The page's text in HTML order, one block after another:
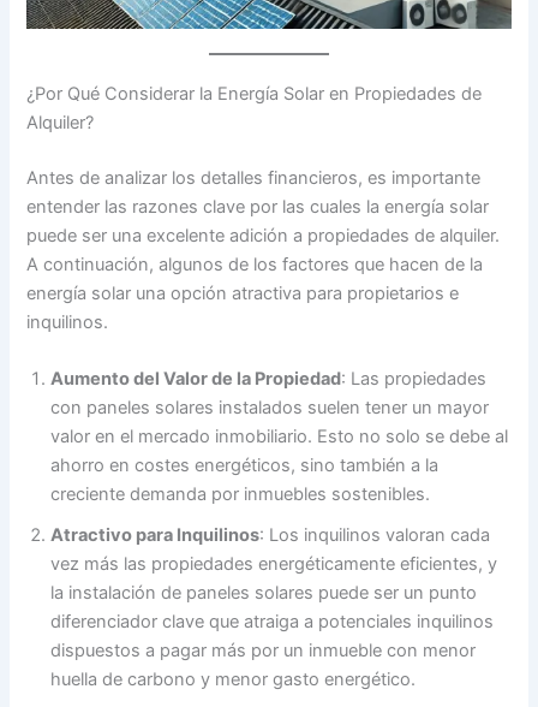
¿Por Qué Considerar la Energía Solar en Propiedades de
Alquiler?
Antes de analizar los detalles financieros, es importante
entender las razones clave por las cuales la energía solar
puede ser una excelente adición a propiedades de alquiler.
A continuación, algunos de los factores que hacen de la
energía solar una opción atractiva para propietarios e
inquilinos.
Aumento del Valor de la Propiedad: Las propiedades
con paneles solares instalados suelen tener un mayor
valor en el mercado inmobiliario. Esto no solo se debe al
ahorro en costes energéticos, sino también a la
creciente demanda por inmuebles sostenibles.
Atractivo para Inquilinos: Los inquilinos valoran cada
vez más las propiedades energéticamente eficientes, y
la instalación de paneles solares puede ser un punto
diferenciador clave que atraiga a potenciales inquilinos
dispuestos a pagar más por un inmueble con menor
huella de carbono y menor gasto energético.